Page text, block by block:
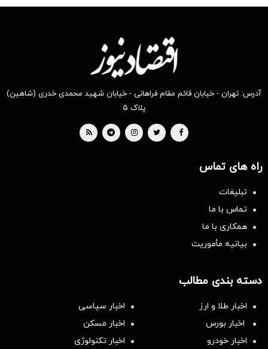
آدرس: تهران - خیابان قائم مقام فراهانی - خیابان شهید محمدی خدری (شاهین)
پلاک ۵
راه های تماس
تبلیغات
تماس با ما
همکاری با ما
بیانیه مأموریت
دسته بندی مطالب
اخبار طلا و ارز
اخبار سیاسی
اخبار بورس
اخبار مسکن
اخبار خودرو
اخبار تکنولوژی